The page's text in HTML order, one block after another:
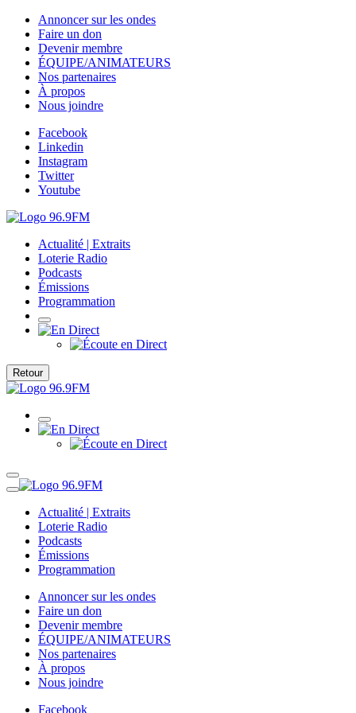
Annoncer sur les ondes
Faire un don
Devenir membre
ÉQUIPE/ANIMATEURS
Nos partenaires
À propos
Nous joindre
Facebook
Linkedin
Instagram
Twitter
Youtube
Actualité | Extraits
Loterie Radio
Podcasts
Émissions
Programmation
Retour
Actualité | Extraits
Loterie Radio
Podcasts
Émissions
Programmation
Annoncer sur les ondes
Faire un don
Devenir membre
ÉQUIPE/ANIMATEURS
Nos partenaires
À propos
Nous joindre
Facebook